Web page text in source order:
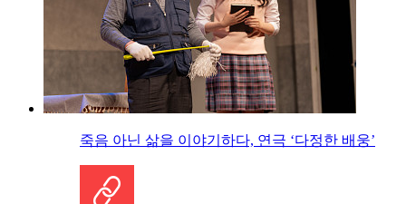
죽음 아닌 삶을 이야기하다, 연극 ‘다정한 배웅’